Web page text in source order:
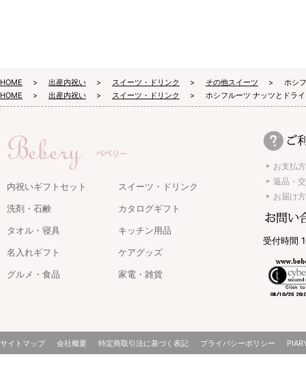
HOME 出産内祝い スイーツ・ドリンク その他スイーツ
ホシ
HOME
出産内祝い スイーツ・ドリンク ホシフルーツ ナッツとドラ
内祝いギフトセット
スイーツ・ドリンク
洗剤・石鹸
カタログギフト
タオル・寝具
キッチン用品
名入れギフト
ケアグッズ
グルメ・食品
家電・雑貨
お支払
返品・
お届け
受付時間
サイトマップ 会社概要 特定商取引法に基づく表記 プライバシーポリシー